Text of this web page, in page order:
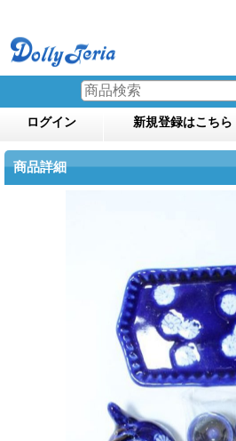
ログイン 新規登録はこちら
商品詳細